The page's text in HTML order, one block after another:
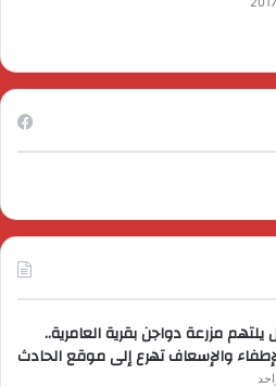
يلتهم مزرعة دواجن بقرية العامرية..
والإسعاف تهرع إلى موقع الحادث